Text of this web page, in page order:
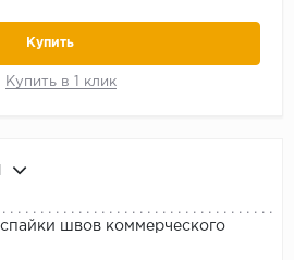
Купить
Купить в 1 клик
швов коммерческого